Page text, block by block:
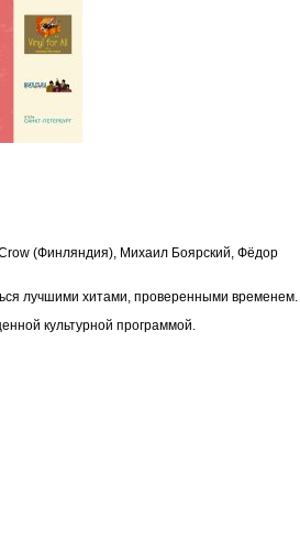
(Финляндия), Михаил Боярский, Фёдор
лучшими хитами, проверенными временем.
культурной программой.